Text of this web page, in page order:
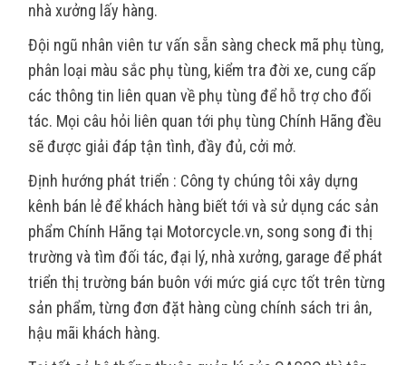
nhà xưởng lấy hàng.
Đội ngũ nhân viên tư vấn sẵn sàng check mã phụ tùng,
phân loại màu sắc phụ tùng, kiểm tra đời xe, cung cấp
các thông tin liên quan về phụ tùng để hỗ trợ cho đối
tác. Mọi câu hỏi liên quan tới phụ tùng Chính Hãng đều
sẽ được giải đáp tận tình, đầy đủ, cởi mở.
Định hướng phát triển : Công ty chúng tôi xây dựng
kênh bán lẻ để khách hàng biết tới và sử dụng các sản
phẩm Chính Hãng tại Motorcycle.vn, song song đi thị
trường và tìm đối tác, đại lý, nhà xưởng, garage để phát
triển thị trường bán buôn với mức giá cực tốt trên từng
sản phẩm, từng đơn đặt hàng cùng chính sách tri ân,
hậu mãi khách hàng.